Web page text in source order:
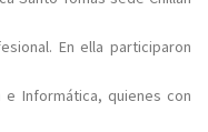
En ella participaron
Informática, quienes con